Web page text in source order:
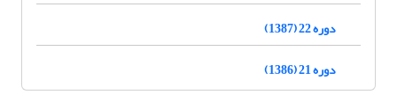
دوره 22 (1387)
دوره 21 (1386)